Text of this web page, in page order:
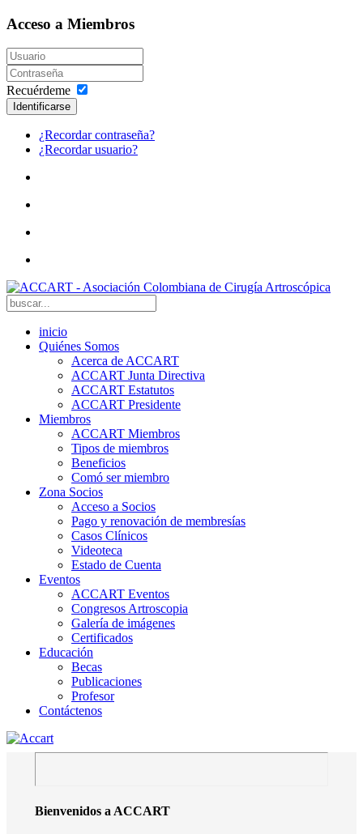
Acceso a Miembros
Recuérdeme
Identificarse
¿Recordar contraseña?
¿Recordar usuario?
inicio
Quiénes Somos
Acerca de ACCART
ACCART Junta Directiva
ACCART Estatutos
ACCART Presidente
Miembros
ACCART Miembros
Tipos de miembros
Beneficios
Comó ser miembro
Zona Socios
Acceso a Socios
Pago y renovación de membresías
Casos Clínicos
Videoteca
Estado de Cuenta
Eventos
ACCART Eventos
Congresos Artroscopia
Galería de imágenes
Certificados
Educación
Becas
Publicaciones
Profesor
Contáctenos
Bienvenidos a ACCART